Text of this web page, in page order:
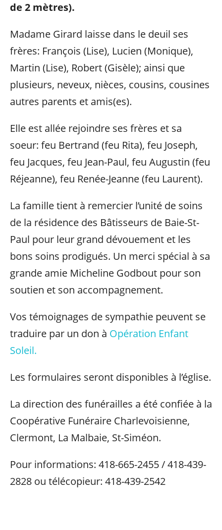
de 2 mètres).
Madame Girard laisse dans le deuil ses
frères: François (Lise), Lucien (Monique),
Martin (Lise), Robert (Gisèle); ainsi que
plusieurs, neveux, nièces, cousins, cousines
autres parents et amis(es).
Elle est allée rejoindre ses frères et sa
soeur: feu Bertrand (feu Rita), feu Joseph,
feu Jacques, feu Jean-Paul, feu Augustin (feu
Réjeanne), feu Renée-Jeanne (feu Laurent).
La famille tient à remercier l’unité de soins
de la résidence des Bâtisseurs de Baie-St-
Paul pour leur grand dévouement et les
bons soins prodigués. Un merci spécial à sa
grande amie Micheline Godbout pour son
soutien et son accompagnement.
Vos témoignages de sympathie peuvent se
traduire par un don à Opération Enfant
Soleil.
Les formulaires seront disponibles à l’église.
La direction des funérailles a été confiée à la
Coopérative Funéraire Charlevoisienne,
Clermont, La Malbaie, St-Siméon.
Pour informations: 418-665-2455 / 418-439-
2828 ou télécopieur: 418-439-2542